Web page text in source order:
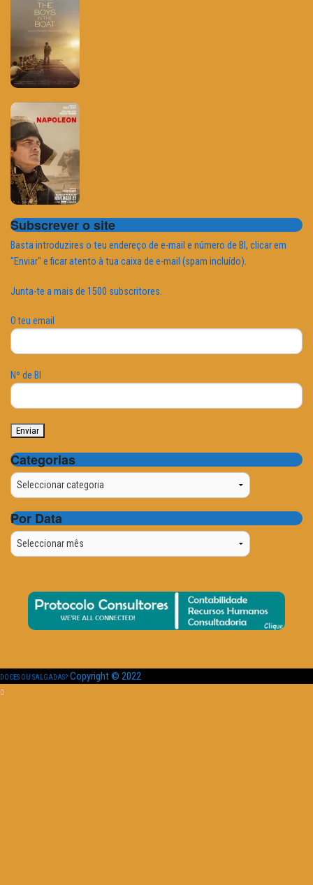
Subscrever o site
Basta introduzires o teu endereço de e-mail e número de BI, clicar em
"Enviar" e ficar atento à tua caixa de e-mail (spam incluído).
Junta-te a mais de 1500 subscritores.
O teu email
Nº de BI
Categorias
Categorias
Por Data
Por
Data
DOCES OU SALGADAS? Copyright © 2022